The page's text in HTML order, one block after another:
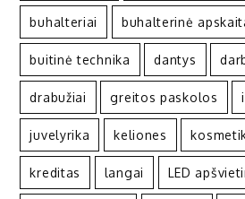
buhalteriai buhalterinė
buitinė technika dantys
drabužiai greitos paskolos
juvelyrika keliones
kreditas langai LED